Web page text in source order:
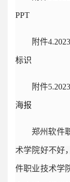
PPT
附件4.
标识
附件5.
海报
郑州软件
术学院好不好
件职业技术学